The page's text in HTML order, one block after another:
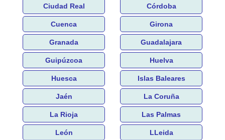
Ciudad Real Córdoba
Cuenca Girona
Granada Guadalajara
Guipúzcoa Huelva
Huesca Islas Baleares
Jaén La Coruña
La Rioja Las Palmas
León LLeida